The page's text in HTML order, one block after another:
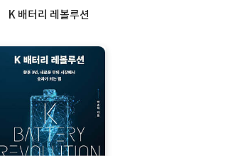
K 배터리 레볼루션